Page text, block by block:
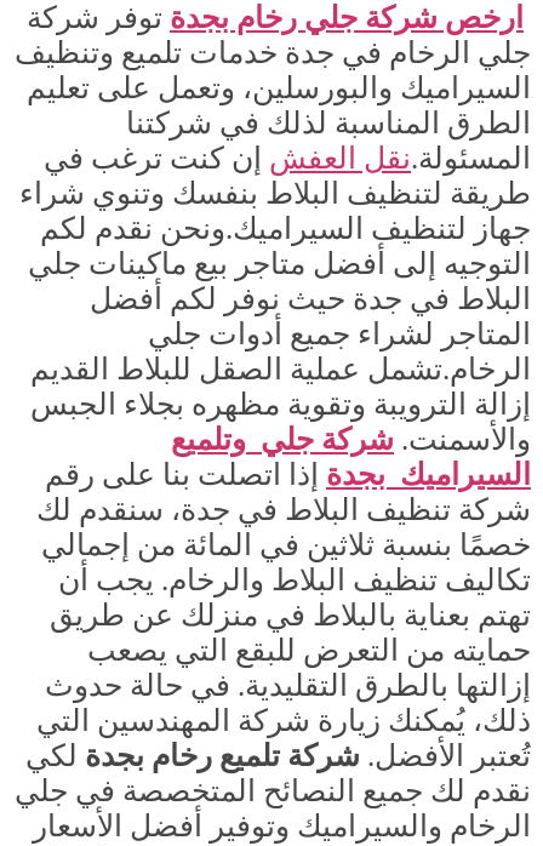
ارخص شركة جلي رخام بجدة توفر شركة
جلي الرخام في جدة خدمات تلميع وتنظيف
السيراميك والبورسلين، وتعمل على تعليم
الطرق المناسبة لذلك في شركتنا
المسئولة.نقل العفش إن كنت ترغب في
طريقة لتنظيف البلاط بنفسك وتنوي شراء
جهاز لتنظيف السيراميك.ونحن نقدم لكم
التوجيه إلى أفضل متاجر بيع ماكينات جلي
البلاط في جدة حيث نوفر لكم أفضل
المتاجر لشراء جميع أدوات جلي
الرخام.تشمل عملية الصقل للبلاط القديم
إزالة الترويبة وتقوية مظهره بجلاء الجبس
والأسمنت. شركة جلي وتلميع
السيراميك بجدة إذا اتصلت بنا على رقم
شركة تنظيف البلاط في جدة، سنقدم لك
خصمًا بنسبة ثلاثين في المائة من إجمالي
تكاليف تنظيف البلاط والرخام. يجب أن
تهتم بعناية بالبلاط في منزلك عن طريق
حمايته من التعرض للبقع التي يصعب
إزالتها بالطرق التقليدية. في حالة حدوث
ذلك، يُمكنك زيارة شركة المهندسين التي
تُعتبر الأفضل. شركة تلميع رخام بجدة لكي
نقدم لك جميع النصائح المتخصصة في جلي
الرخام والسيراميك وتوفير أفضل الأسعار